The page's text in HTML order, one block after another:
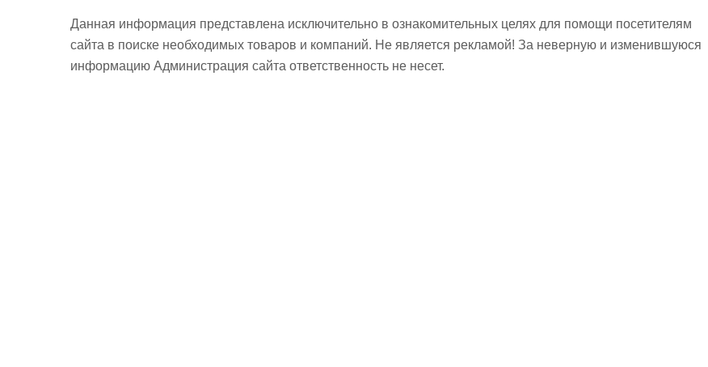
Данная информация представлена исключительно в ознакомительных целях для помощи посетителям
сайта в поиске необходимых товаров и компаний. Не является рекламой! За неверную и изменившуюся
информацию Администрация сайта ответственность не несет.